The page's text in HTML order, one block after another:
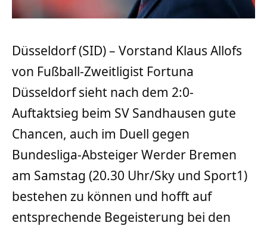
Düsseldorf (SID) – Vorstand Klaus Allofs
von Fußball-Zweitligist Fortuna
Düsseldorf sieht nach dem 2:0-
Auftaktsieg beim SV Sandhausen gute
Chancen, auch im Duell gegen
Bundesliga-Absteiger Werder Bremen
am Samstag (20.30 Uhr/Sky und Sport1)
bestehen zu können und hofft auf
entsprechende Begeisterung bei den